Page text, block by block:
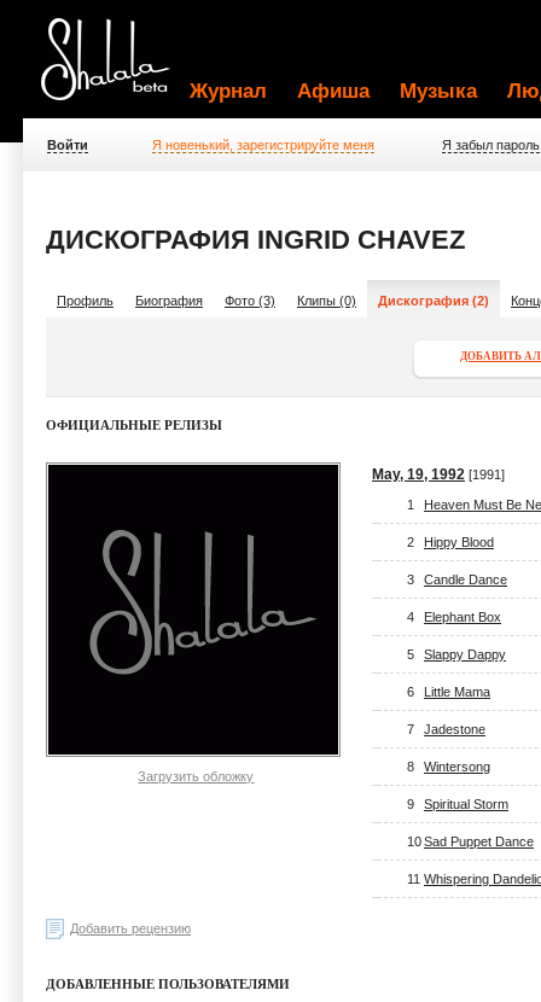
Журнал Афиша Музыка
Войти Я новенький, зарегистрируйте меня Я забыл пароль
ДИСКОГРАФИЯ INGRID CHAVEZ
Профиль Биография Фото (3) Клипы (0) Дискография (2)
ДОБАВИТЬ
ОФИЦИАЛЬНЫЕ РЕЛИЗЫ
Загрузить обложку
May, 19, 1992 [1991]
1 Heaven Must Be
2 Hippy Blood
3 Candle Dance
4 Elephant Box
5 Slappy Dappy
6 Little Mama
7 Jadestone
8 Wintersong
9 Spiritual Storm
10Sad Puppet Dance
11 Whispering
Добавить рецензию
ДОБАВЛЕННЫЕ ПОЛЬЗОВАТЕЛЯМИ